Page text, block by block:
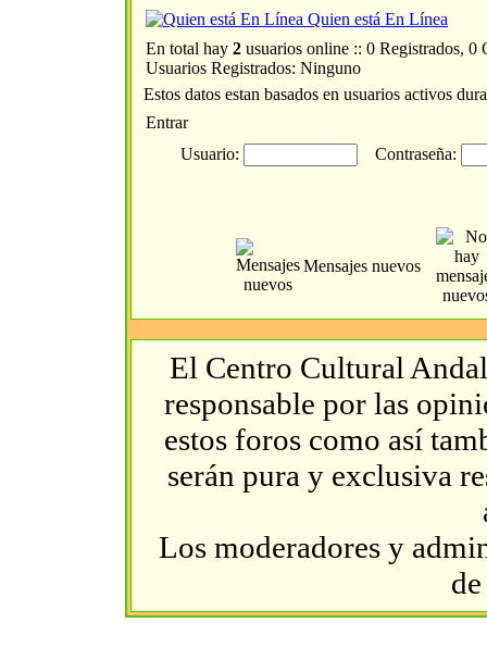
Quien está En Línea
En total hay 2 usuarios online :: 0 Registrados,
Usuarios Registrados: Ninguno
Estos datos estan basados en usuarios activos
Entrar
Usuario:
Contraseña:
Mensajes nuevos
El Centro Cultural
responsable por las
estos foros como así
serán pura y exclusiva
Los moderadores y